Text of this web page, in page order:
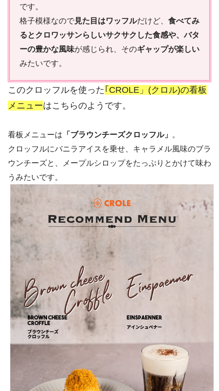
です。
格子模様なので見た目はワッフルだけど、 食べてみ
るとクロワッサンらしいサクサクした食感や、バタ
ーの豊かな風味が感じられ、そのギャップが楽しい
みたいです。
このクロッフルを使った ｢CROLE」(クロル)の看板
メニューはこちらのようです。
看板メニューは 「ブラウンチーズクロッフル」 。
クロッフルにバニラアイスを乗せ、キャラメル風味のブラ
ウンチーズと、メープルシロップをたっぷりとかけて味わ
うみたいです。